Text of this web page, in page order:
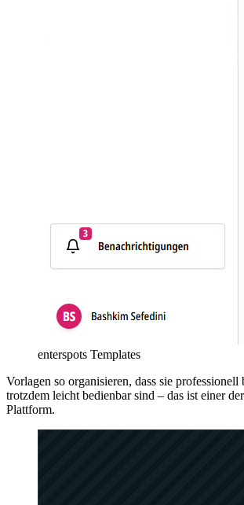
enterspots Templates
Vorlagen so organisieren, dass sie professionell
trotzdem leicht bedienbar sind – das ist einer
Plattform.